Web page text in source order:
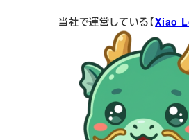
当社で運営している【Xiao